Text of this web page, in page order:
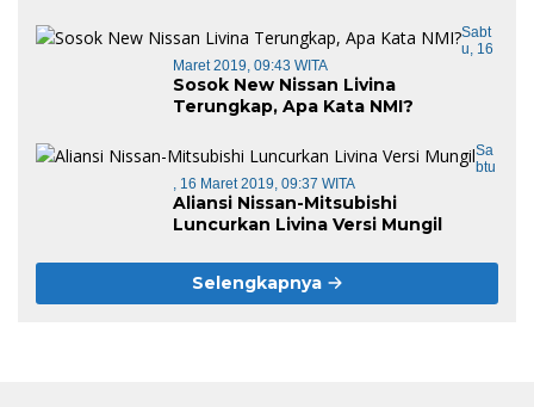
Sabt
U, 16
Maret 2019, 09:43 WITA
Sosok New Nissan Livina
Terungkap, Apa Kata NMI?
Sa
Btu
, 16 Maret 2019, 09:37 WITA
Aliansi Nissan-Mitsubishi
Luncurkan Livina Versi Mungil
Selengkapnya